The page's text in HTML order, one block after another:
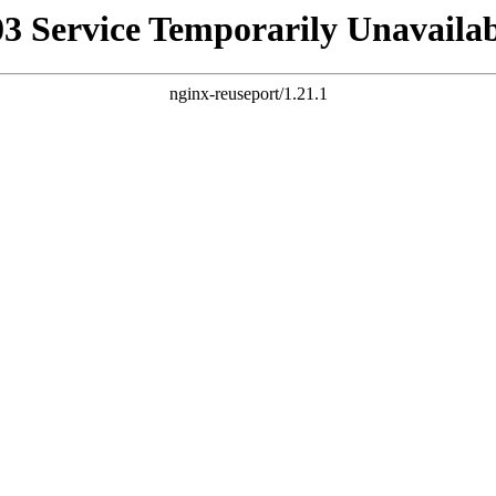
Service Temporarily
nginx-reuseport/1.21.1